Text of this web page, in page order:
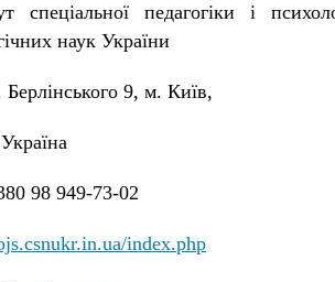
спеціальної педагогіки і
наук України
9, м. Київ,
98 949-73-02
index.php